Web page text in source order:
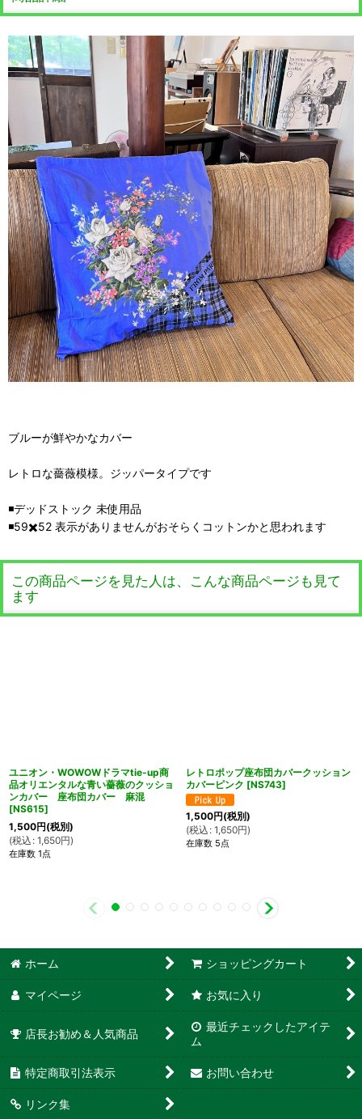
ブルーが鮮やかなカバー
レトロな薔薇模様。ジッパータイプです
◾️デッドストック 未使用品
◾️59✖️52 表示がありませんがおそらくコットンかと思われます
この商品ページを見た人は、こんな商品ページも見て
ます
ユニオン・WOWOWドラマtie-up商
品オリエンタルな青い薔薇のクッショ
ンカバー 座布団カバー 麻混
[NS615]
1,500円(税別)
(税込 : 1,650円)
在庫数 1点
レトロポップ座布団カバークッション
カバーピンク [NS743]
1,500円(税別)
(税込 : 1,650円)
在庫数 5点
ホーム ショッピングカート
マイページ お気に入り
店長お勧め＆人気商品
最近チェックしたアイテ
ム
特定商取引法表示 お問い合わせ
リンク集